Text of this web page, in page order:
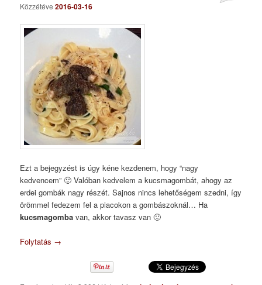
Közzétéve2016-03-16
Ezt a bejegyzést is úgy kéne kezdenem, hogy “nagy
kedvencem” 🙂 Valóban kedvelem a kucsmagombát, ahogy az
erdei gombák nagy részét. Sajnos nincs lehetőségem szedni, így
örömmel fedezem fel a piacokon a gombászoknál… Ha
kucsmagomba van, akkor tavasz van 🙂
Folytatás →